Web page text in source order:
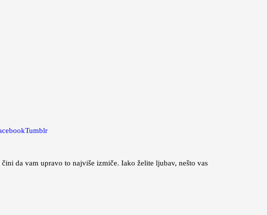
Tumblr
da vam upravo to najviše izmiče. Iako želite ljubav, nešto vas